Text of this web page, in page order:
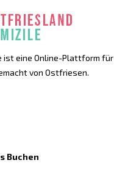
ist eine Online-Plattform für
von Ostfriesen.
Buchen